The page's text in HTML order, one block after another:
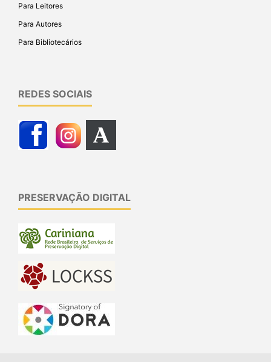
Para Leitores
Para Autores
Para Bibliotecários
REDES SOCIAIS
PRESERVAÇÃO DIGITAL